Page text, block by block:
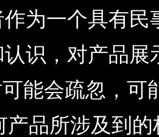
为一个具有
识，对产品
能会疏忽，
产品所涉及到